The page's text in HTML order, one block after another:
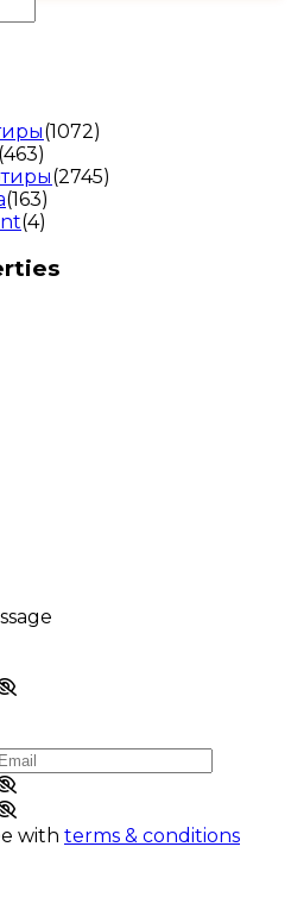
(1072)
(463)
(2745)
(163)
(4)
with terms & conditions